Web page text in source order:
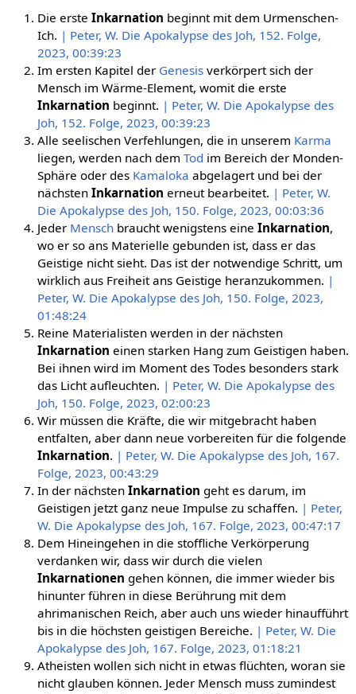
Die erste Inkarnation beginnt mit dem Urmenschen-
Ich. | Peter, W. Die Apokalypse des Joh, 152. Folge,
2023, 00:39:23
Im ersten Kapitel der Genesisverkörpert sich der
Mensch im Wärme-Element, womit die erste
Inkarnation beginnt. | Peter, W. Die Apokalypse des
Joh, 152. Folge, 2023, 00:39:23
Alle seelischen Verfehlungen, die in unserem Karma
liegen, werden nach dem Tod im Bereich der Monden-
Sphäre oder des Kamaloka abgelagert und bei der
nächsten Inkarnation erneut bearbeitet. | Peter, W.
Die Apokalypse des Joh, 150. Folge, 2023, 00:03:36
Jeder Menschbraucht wenigstens eine Inkarnation,
wo er so ans Materielle gebunden ist, dass er das
Geistige nicht sieht. Das ist der notwendige Schritt, um
wirklich aus Freiheit ans Geistige heranzukommen. |
Peter, W. Die Apokalypse des Joh, 150. Folge, 2023,
01:48:24
Reine Materialisten werden in der nächsten
Inkarnation einen starken Hang zum Geistigen haben.
Bei ihnen wird im Moment des Todes besonders stark
das Licht aufleuchten. | Peter, W. Die Apokalypse des
Joh, 150. Folge, 2023, 02:00:23
Wir müssen die Kräfte, die wir mitgebracht haben
entfalten, aber dann neue vorbereiten für die folgende
Inkarnation. | Peter, W. Die Apokalypse des Joh, 167.
Folge, 2023, 00:43:29
In der nächsten Inkarnation geht es darum, im
Geistigen jetzt ganz neue Impulse zu schaffen. | Peter,
W. Die Apokalypse des Joh, 167. Folge, 2023, 00:47:17
Dem Hineingehen in die stoffliche Verkörperung
verdanken wir, dass wir durch die vielen
Inkarnationen gehen können, die immer wieder bis
hinunter führen in diese Berührung mit dem
ahrimanischen Reich, aber auch uns wieder hinaufführt
bis in die höchsten geistigen Bereiche. | Peter, W. Die
Apokalypse des Joh, 167. Folge, 2023, 01:18:21
Atheisten wollen sich nicht in etwas flüchten, woran sie
nicht glauben können. Jeder Mensch muss zumindest